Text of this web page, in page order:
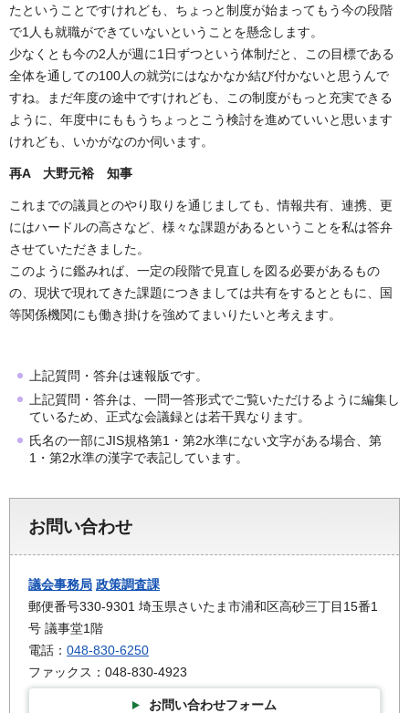
たということですけれども、ちょっと制度が始まってもう今の段階
で1人も就職ができていないということを懸念します。
少なくとも今の2人が週に1日ずつという体制だと、この目標である
全体を通しての100人の就労にはなかなか結び付かないと思うんで
すね。まだ年度の途中ですけれども、この制度がもっと充実できる
ように、年度中にももうちょっとこう検討を進めていいと思います
けれども、いかがなのか伺います。
再A 大野元裕 知事
これまでの議員とのやり取りを通じましても、情報共有、連携、更
にはハードルの高さなど、様々な課題があるということを私は答弁
させていただきました。
このように鑑みれば、一定の段階で見直しを図る必要があるもの
の、現状で現れてきた課題につきましては共有をするとともに、国
等関係機関にも働き掛けを強めてまいりたいと考えます。
上記質問・答弁は速報版です。
上記質問・答弁は、一問一答形式でご覧いただけるように編集し
ているため、正式な会議録とは若干異なります。
氏名の一部にJIS規格第1・第2水準にない文字がある場合、第
1・第2水準の漢字で表記しています。
お問い合わせ
議会事務局 政策調査課
郵便番号330-9301 埼玉県さいたま市浦和区高砂三丁目15番1
号 議事堂1階
電話： 048-830-6250
ファックス：048-830-4923
お問い合わせフォーム